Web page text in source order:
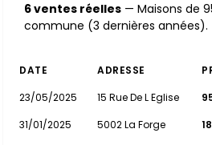
6 ventes réelles — Maisons de
commune (3 dernières années).
DATE ADRESSE
23/05/2025
15 Rue De L Eglise
31/01/2025
5002 La Forge